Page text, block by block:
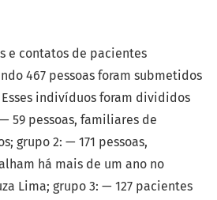
e contatos de pacientes
467 pessoas foram submetidos
indivíduos foram divididos
59 pessoas, familiares de
grupo 2: — 171 pessoas,
há mais de um ano no
Lima; grupo 3: — 127 pacientes